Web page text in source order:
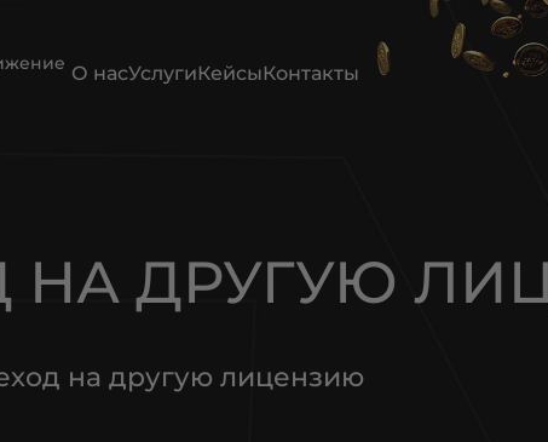
О насУслугиКейсыКонтакты
НА ДРУГУЮ
на другую лицензию